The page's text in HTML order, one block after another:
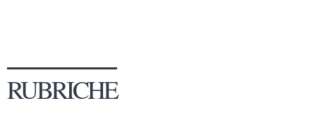
Tabù Festival 2014
A Tutto Volume
RUBRICHE